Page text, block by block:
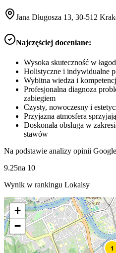
Jana Długosza 13, 30-512
Najczęściej doceniane:
Wysoka skuteczność w
Holistyczne i indywidualne
Wybitna wiedza i
Profesjonalna diagnoza
zabiegiem
Czysty, nowoczesny i
Przyjazna atmosfera
Doskonała obsługa w
stawów
Na podstawie analizy opinii
9.25na 10
Wynik w rankingu Lokalsy
1
+
−